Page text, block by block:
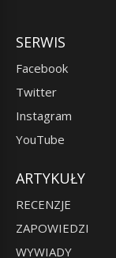
SERWIS
Facebook
Twitter
Instagram
YouTube
ARTYKUŁY
RECENZJE
ZAPOWIEDZI
WYWIADY